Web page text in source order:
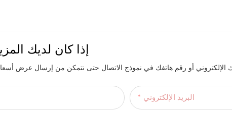
إذا كان لديك
البريد الإلكتروني